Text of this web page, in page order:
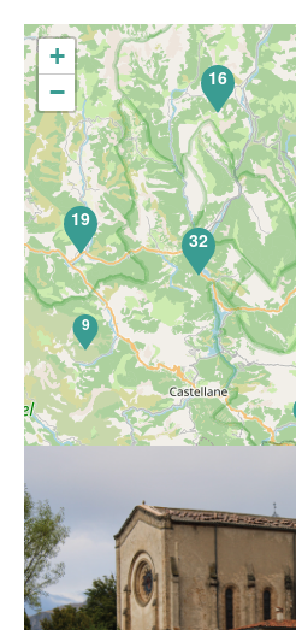
“L'avaro”, una commedia o
di Molière, messa in scena dal
d'ici, affronta la follia
ribellione contro il dispotismo. A
compagnia.
9
19
16
32
+
−